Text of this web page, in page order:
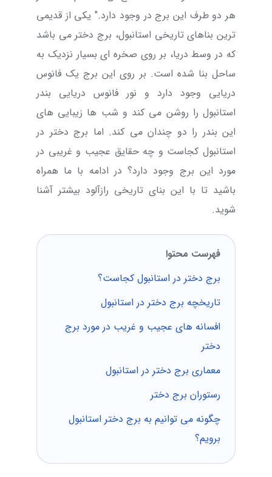
هر دو طرف این برج در وجود دارد." یکی از قدیمی
‌ترین بناهای تاریخی استانبول، برج دختر می باشد
که در وسط دریا، بر روی صخره ‌ای بسیار نزدیک به
ساحل بنا شده است. بر روی این برج یک فانوس
دریایی وجود دارد و نور فانوس دریایی بندر
استانبول را روشن می کند و شب ها زیبایی های
این بندر را دو چندان می کند. اما برج دختر در
استانبول کجاست و چه حقایق عجیب و غریبی در
مورد این برج وجود دارد؟ در ادامه با ما همراه
باشید تا با این بنای تاریخی رازآلود بیشتر آشنا
شوید.
فهرست محتوا
برج دختر در استانبول کجاست؟
تاریخچه برج دختر در استانبول
افسانه های عجیب و غریب در مورد برج
دختر
معماری برج دختر در استانبول
رستوران برج دختر
چگونه می توانیم به برج دختر استانبول
برویم؟